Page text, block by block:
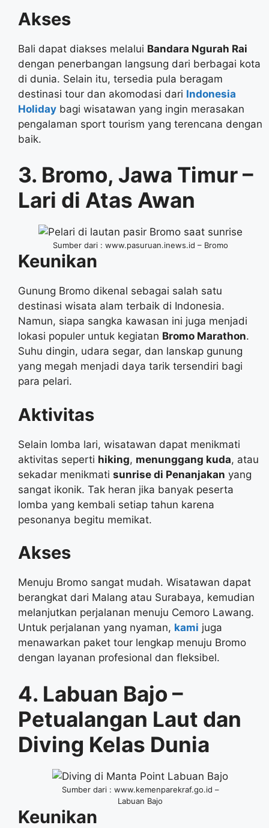
Akses
Bali dapat diakses melalui Bandara Ngurah Rai
dengan penerbangan langsung dari berbagai kota
di dunia. Selain itu, tersedia pula beragam
destinasi tour dan akomodasi dari Indonesia
Holiday bagi wisatawan yang ingin merasakan
pengalaman sport tourism yang terencana dengan
baik.
3. Bromo, Jawa Timur –
Lari di Atas Awan
Sumber dari : www.pasuruan.inews.id – Bromo
Keunikan
Gunung Bromo dikenal sebagai salah satu
destinasi wisata alam terbaik di Indonesia.
Namun, siapa sangka kawasan ini juga menjadi
lokasi populer untuk kegiatan Bromo Marathon.
Suhu dingin, udara segar, dan lanskap gunung
yang megah menjadi daya tarik tersendiri bagi
para pelari.
Aktivitas
Selain lomba lari, wisatawan dapat menikmati
aktivitas seperti hiking, menunggang kuda, atau
sekadar menikmati sunrise di Penanjakan yang
sangat ikonik. Tak heran jika banyak peserta
lomba yang kembali setiap tahun karena
pesonanya begitu memikat.
Akses
Menuju Bromo sangat mudah. Wisatawan dapat
berangkat dari Malang atau Surabaya, kemudian
melanjutkan perjalanan menuju Cemoro Lawang.
Untuk perjalanan yang nyaman, kami juga
menawarkan paket tour lengkap menuju Bromo
dengan layanan profesional dan fleksibel.
4. Labuan Bajo –
Petualangan Laut dan
Diving Kelas Dunia
Sumber dari : www.kemenparekraf.go.id –
Labuan Bajo
Keunikan